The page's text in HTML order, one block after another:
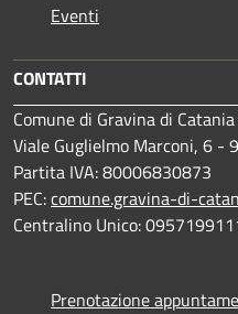
Eventi
CONTATTI
Comune di Gravina di Catania
Viale Guglielmo Marconi, 6 -
Partita IVA: 80006830873
PEC:comune.gravina-di-
Centralino Unico:
Prenotazione